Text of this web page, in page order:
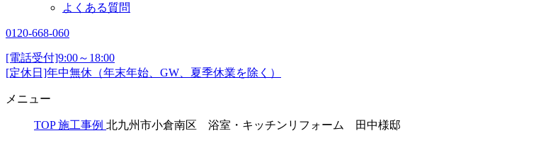
よくある質問
0120-668-060
[電話受付]9:00～18:00
[定休日]年中無休（年末年始、GW、夏季休業を除く）
メニュー
TOP 施工事例 北九州市小倉南区 浴室・キッチンリフォーム 田中様邸